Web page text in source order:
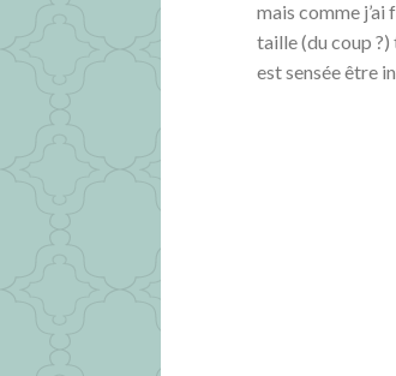
mais comme j’ai
taille (du coup ?)
est sensée être